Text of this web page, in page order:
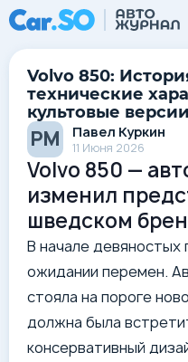
Volvo 850:
технические
культовые
РМ Павел Куркин
11 Июня 2026
Volvo 850 —
изменил
шведском
В начале девяностых
ожидании перемен.
стояла на пороге
должна была
консервативный